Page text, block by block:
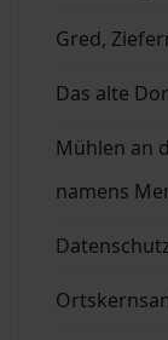
Gred,
Das alte
Mühlen an
namens